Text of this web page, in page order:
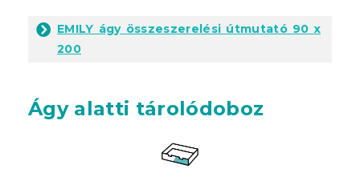
EMILY ágy összeszerelési útmutató 90 x
200
Ágy alatti tárolódoboz